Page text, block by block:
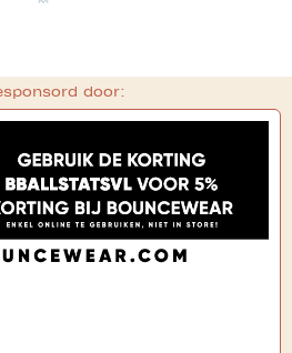
door: